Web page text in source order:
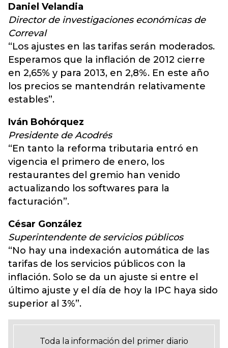
Daniel Velandia
Director de investigaciones económicas de
Correval
“Los ajustes en las tarifas serán moderados.
Esperamos que la inflación de 2012 cierre
en 2,65% y para 2013, en 2,8%. En este año
los precios se mantendrán relativamente
estables”.
Iván Bohórquez
Presidente de Acodrés
“En tanto la reforma tributaria entró en
vigencia el primero de enero, los
restaurantes del gremio han venido
actualizando los softwares para la
facturación”.
César González
Superintendente de servicios públicos
“No hay una indexación automática de las
tarifas de los servicios públicos con la
inflación. Solo se da un ajuste si entre el
último ajuste y el día de hoy la IPC haya sido
superior al 3%”.
Toda la información del primer diario